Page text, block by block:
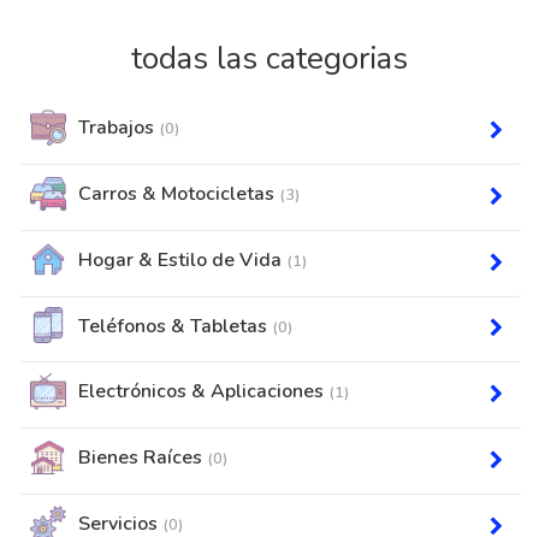
todas las categorias
Trabajos (0)
Carros & Motocicletas (3)
Hogar & Estilo de Vida (1)
Teléfonos & Tabletas (0)
Electrónicos & Aplicaciones (1)
Bienes Raíces (0)
Servicios (0)